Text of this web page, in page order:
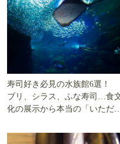
寿司好き必見の水族館6選！
ブリ、シラス、ふな寿司…食
化の展示から本当の「いただき